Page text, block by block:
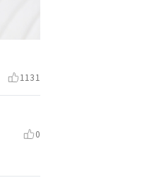
1131
0